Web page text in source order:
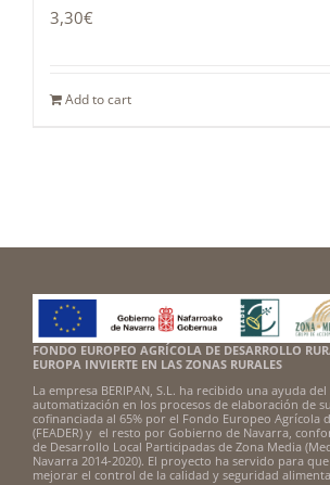
3,30€
Add to cart
FONDO EUROPEO AGRÍCOLA DE DESARROLLO
EUROPA INVIERTE EN LAS ZONAS RURALES
La empresa BERIPAN, S.L. ha recibido una ayuda
automatización en los procesos de elaboración de
cofinanciada al 65% por el Fondo Europeo Agrícola
(FEADER) y el resto por Gobierno de Navarra,
de Desarrollo Local Participadas de Zona Media
Navarra 2014-2020). El proyecto ha servido para
mejorar el control de la calidad y seguridad